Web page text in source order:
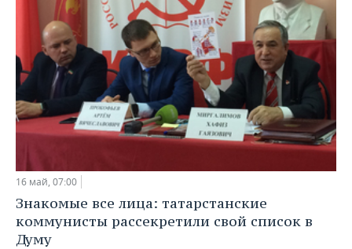
16 май, 07:00
Знакомые все лица: татарстанские
коммунисты рассекретили свой список в
Думу